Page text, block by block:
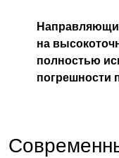
на
полностью
погрешности